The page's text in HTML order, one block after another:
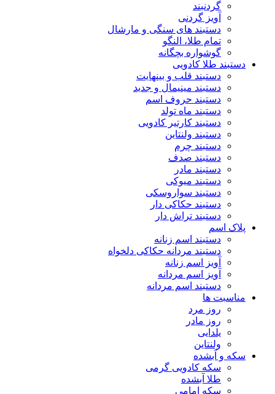
گردنبند
آویز گردنی
دستبند های سنگی و مارشال
تمام طلا، النگو
گوشواره بچگانه
دستبند طلا کادویی
دستبند قلب و بینهایت
دستبند مینیمال و جدید
دستبند حروف اسم
دستبند ماه تولد
دستبند کارتیر کادویی
دستبند ولنتاین
دستبند چرم
دستبند صدف
دستبند مادر
دستبند میوکی
دستبند سواروسکی
دستبند حکاکی دار
دستبند تراش دار
پلاک اسم
دستبند اسم زنانه
دستبند مردانه حکاکی دلخواه
آویز اسم زنانه
آویز اسم مردانه
دستبند اسم مردانه
مناسبت ها
روز مرد
روز مادر
یلدایی
ولنتاین
سکه و آبشده
سکه کادویی گرمی
طلا آبشده
سکه امامی